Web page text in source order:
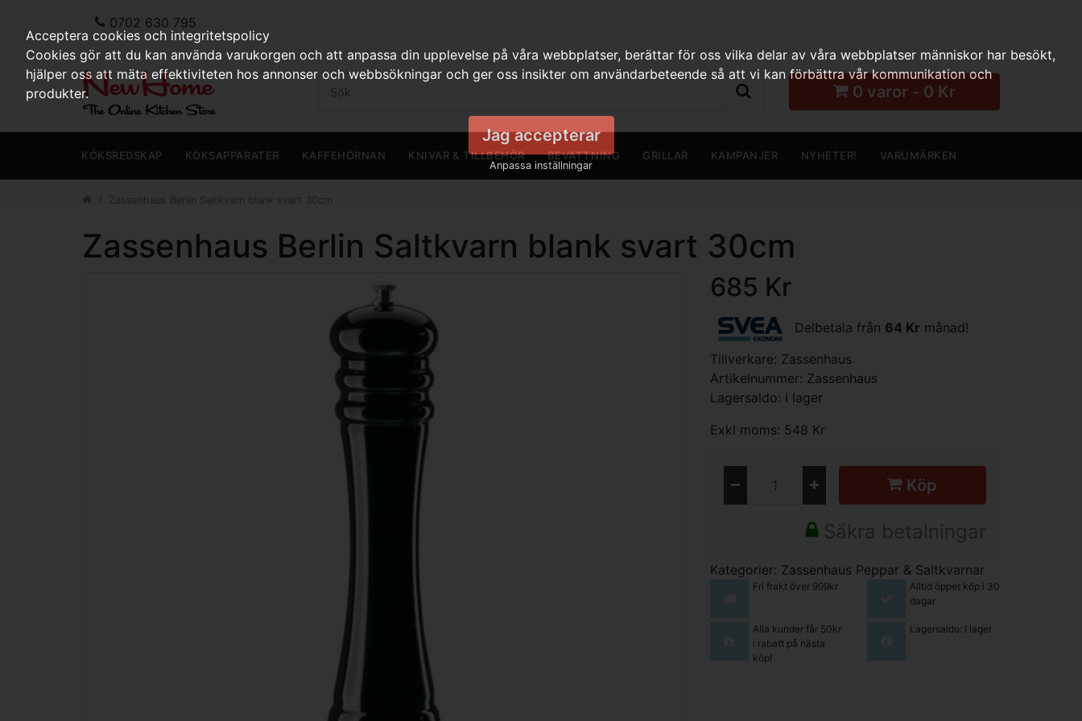
0702 630 795
0 varor - 0 Kr
KÖKSREDSKAP KÖKSAPPARATER KAFFEHÖRNAN KNIVAR & TILLBEHÖR BEVATTNING GRILLAR KAMPANJER NYHETER! VARUMÄRKEN
Zassenhaus Berlin Saltkvarn blank svart 30cm
685 Kr
Delbetala från 64 Kr månad!
Tillverkare: Zassenhaus
Artikelnummer: Zassenhaus
Lagersaldo: I lager
Exkl moms: 548 Kr
Köp
Säkra betalningar
Kategorier: Zassenhaus Peppar & Saltkvarnar
Fri frakt över 999kr
Alltid öppet köp i 30
dagar
Alla kunder får 50kr
i rabatt på nästa
köp!
Lagersaldo: I lager
Acceptera cookies och integritetspolicy
Cookies gör att du kan använda varukorgen och att anpassa din upplevelse på våra webbplatser, berättar för oss vilka delar av våra webbplatser människor har besökt,
hjälper oss att mäta effektiviteten hos annonser och webbsökningar och ger oss insikter om användarbeteende så att vi kan förbättra vår kommunikation och
produkter.
Jag accepterar
Anpassa inställningar